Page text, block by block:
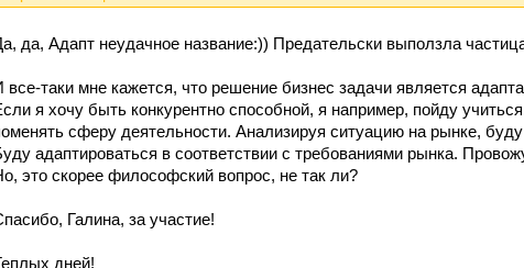
да, Адапт неудачное название:)) Предательски выползла
все-таки мне кажется, что решение бизнес задачи является
я хочу быть конкурентно способной, я например, пойду
сферу деятельности. Анализируя ситуацию на рынке,
адаптироваться в соответствии с требованиями рынка.
это скорее философский вопрос, не так ли?
Галина, за участие!
дней!